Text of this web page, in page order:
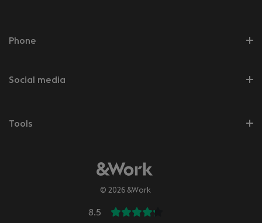
Phone
Social media
Tools
© 2026 &Work
8.5